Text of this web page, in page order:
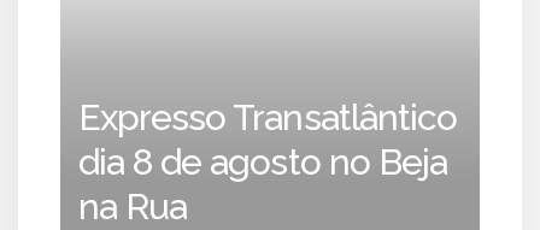
Expresso Transatlântico
dia 8 de agosto no Beja
na Rua